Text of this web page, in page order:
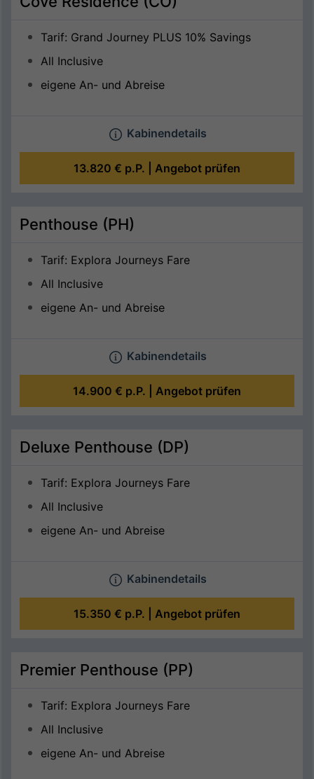
Tarif: Grand Journey PLUS 10% Savings
All Inclusive
eigene An- und Abreise
Kabinendetails
13.820 € p.P. | Angebot prüfen
Penthouse (PH)
Tarif: Explora Journeys Fare
All Inclusive
eigene An- und Abreise
Kabinendetails
14.900 € p.P. | Angebot prüfen
Deluxe Penthouse (DP)
Tarif: Explora Journeys Fare
All Inclusive
eigene An- und Abreise
Kabinendetails
15.350 € p.P. | Angebot prüfen
Premier Penthouse (PP)
Tarif: Explora Journeys Fare
All Inclusive
eigene An- und Abreise